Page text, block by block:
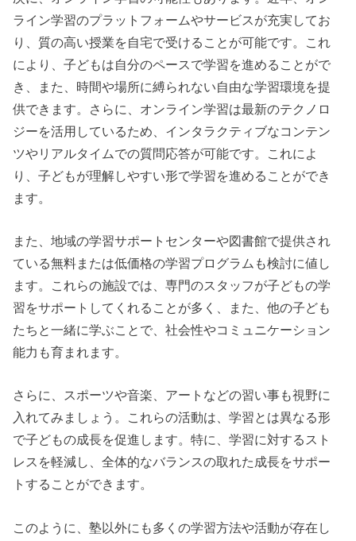
ライン学習のプラットフォームやサービスが充実してお
り、質の高い授業を自宅で受けることが可能です。これ
により、子どもは自分のペースで学習を進めることがで
き、また、時間や場所に縛られない自由な学習環境を提
供できます。さらに、オンライン学習は最新のテクノロ
ジーを活用しているため、インタラクティブなコンテン
ツやリアルタイムでの質問応答が可能です。これによ
り、子どもが理解しやすい形で学習を進めることができ
ます。
また、地域の学習サポートセンターや図書館で提供され
ている無料または低価格の学習プログラムも検討に値し
ます。これらの施設では、専門のスタッフが子どもの学
習をサポートしてくれることが多く、また、他の子ども
たちと一緒に学ぶことで、社会性やコミュニケーション
能力も育まれます。
さらに、スポーツや音楽、アートなどの習い事も視野に
入れてみましょう。これらの活動は、学習とは異なる形
で子どもの成長を促進します。特に、学習に対するスト
レスを軽減し、全体的なバランスの取れた成長をサポー
トすることができます。
このように、塾以外にも多くの学習方法や活動が存在し